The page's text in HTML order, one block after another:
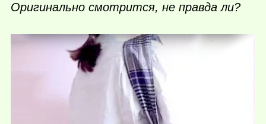
Оригинально смотрится, не правда ли?